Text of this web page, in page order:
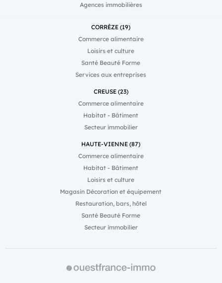
Agences immobilières
CORRÈZE (19)
Commerce alimentaire
Loisirs et culture
Santé Beauté Forme
Services aux entreprises
CREUSE (23)
Commerce alimentaire
Habitat - Bâtiment
Secteur immobilier
HAUTE-VIENNE (87)
Commerce alimentaire
Habitat - Bâtiment
Loisirs et culture
Magasin Décoration et équipement
Restauration, bars, hôtel
Santé Beauté Forme
Secteur immobilier